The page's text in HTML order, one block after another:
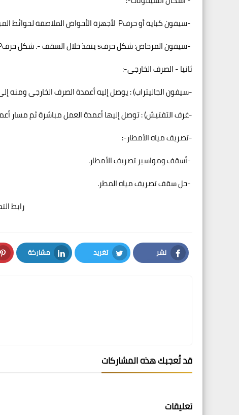
-سيفون كباية أو حرفP لأجهزة الأحواض الملاصقة لحوائط
-سيفون المرحاض:شكل حرفsينفذ خلال السقف.-شكل حرف
ثانيا - الصرف الخارجى:-
-سيفون الجاليتراب: (يوصل إليه أعمدة الصرف الخارجى ومنه
-غرف التفتيش: (توصل إليها أعمدة العمل مباشرة ثم مسار
-تصريف مياه الأمطار:-
-أسقف ومواسير تصريف الأمطار.
-حل سقف تصريف مياه المطر.
رابط
نشر
Facebook
تغريد
Twitter
مشاركة
LinkedIn
قد تُعجبك هذه المشاركات
تعليقات